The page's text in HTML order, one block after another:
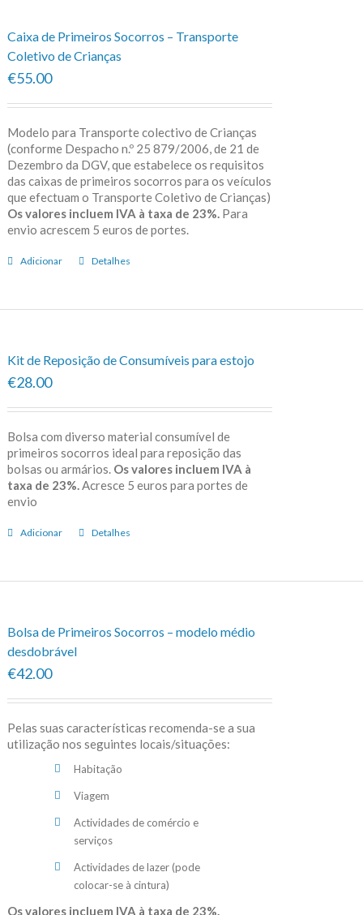
Caixa de Primeiros Socorros – Transporte
Coletivo de Crianças
€55.00
Modelo para Transporte colectivo de Crianças
(conforme Despacho n.º 25 879/2006, de 21 de
Dezembro da DGV, que estabelece os requisitos
das caixas de primeiros socorros para os veículos
que efectuam o Transporte Coletivo de Crianças)
Os valores incluem IVA à taxa de 23%. Para
envio acrescem 5 euros de portes.
Adicionar Detalhes
Kit de Reposição de Consumíveis para estojo
€28.00
Bolsa com diverso material consumível de
primeiros socorros ideal para reposição das
bolsas ou armários. Os valores incluem IVA à
taxa de 23%. Acresce 5 euros para portes de
envio
Adicionar Detalhes
Bolsa de Primeiros Socorros – modelo médio
desdobrável
€42.00
Pelas suas características recomenda-se a sua
utilização nos seguintes locais/situações:
Habitação
Viagem
Actividades de comércio e
serviços
Actividades de lazer (pode
colocar-se à cintura)
Os valores incluem IVA à taxa de 23%.